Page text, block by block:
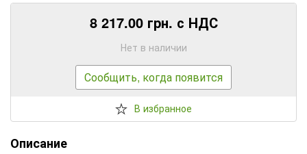
8 217.00 грн. с НДС
Нет в наличии
Сообщить, когда появится
В избранное
Описание